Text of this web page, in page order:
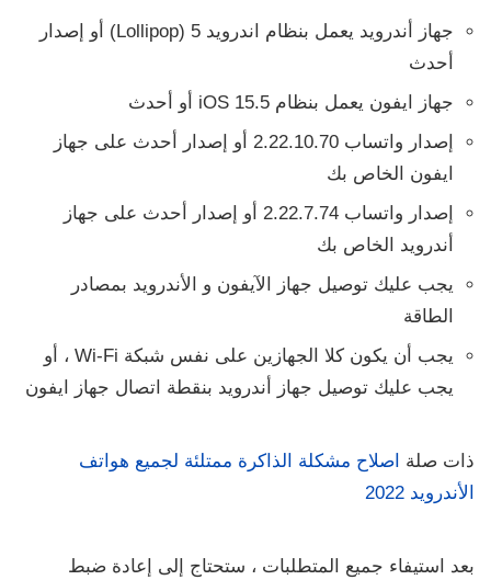
جهاز أندرويد يعمل بنظام اندرويد 5 (Lollipop) أو إصدار
أحدث
جهاز ايفون يعمل بنظام iOS 15.5 أو أحدث
إصدار واتساب 2.22.10.70 أو إصدار أحدث على جهاز
ايفون الخاص بك
إصدار واتساب 2.22.7.74 أو إصدار أحدث على جهاز
أندرويد الخاص بك
يجب عليك توصيل جهاز الآيفون و الأندرويد بمصادر
الطاقة
يجب أن يكون كلا الجهازين على نفس شبكة Wi-Fi ، أو
يجب عليك توصيل جهاز أندرويد بنقطة اتصال جهاز ايفون
ذات صلة اصلاح مشكلة الذاكرة ممتلئة لجميع هواتف
الأندرويد 2022
بعد استيفاء جميع المتطلبات ، ستحتاج إلى
إعادة ضبط